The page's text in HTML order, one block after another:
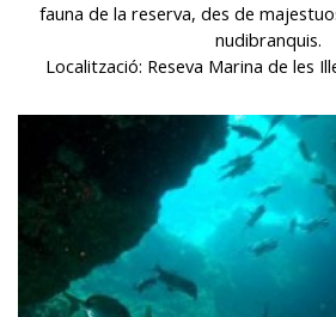
fauna de la reserva, des de
nudibranquis.
Localització: Reseva Marina de les